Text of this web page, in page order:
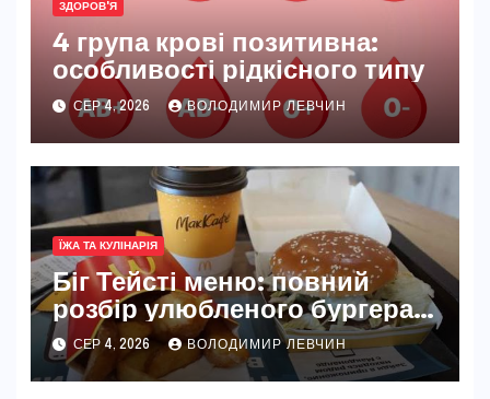
ЗДОРОВ'Я
4 група крові позитивна:
особливості рідкісного типу
СЕР 4, 2026 ВОЛОДИМИР ЛЕВЧИН
ЇЖА ТА КУЛІНАРІЯ
Біг Тейсті меню: повний
розбір улюбленого бургера
McDonald’s
СЕР 4, 2026 ВОЛОДИМИР ЛЕВЧИН